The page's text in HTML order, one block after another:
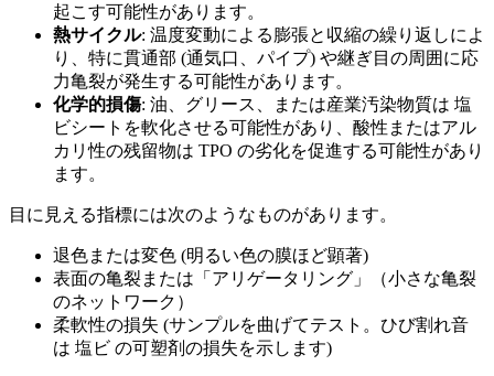
起こす可能性があります。
熱サイクル: 温度変動による膨張と収縮の繰り返しによ
り、特に貫通部 (通気口、パイプ) や継ぎ目の周囲に応
力亀裂が発生する可能性があります。
化学的損傷: 油、グリース、または産業汚染物質は 塩
ビシートを軟化させる可能性があり、酸性またはアル
カリ性の残留物は TPO の劣化を促進する可能性があり
ます。
目に見える指標には次のようなものがあります。
退色または変色 (明るい色の膜ほど顕著)
表面の亀裂または「アリゲータリング」（小さな亀裂
のネットワーク）
柔軟性の損失 (サンプルを曲げてテスト。ひび割れ音
は 塩ビ の可塑剤の損失を示します)